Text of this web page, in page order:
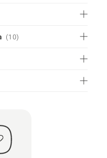
(10)